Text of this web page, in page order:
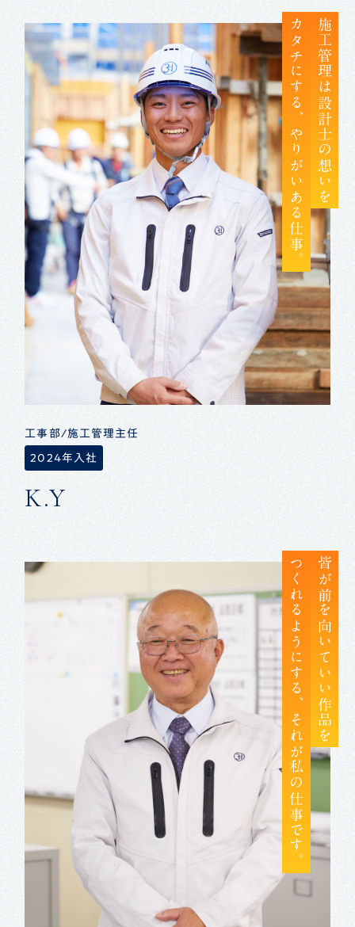
施工管理は設計士の想いを
カタチにする、やりがいある仕事。
工事部/施工管理主任
2024年入社
K.Y
皆が前を向いていい作品を
つくれるようにする、それが私の仕事です。